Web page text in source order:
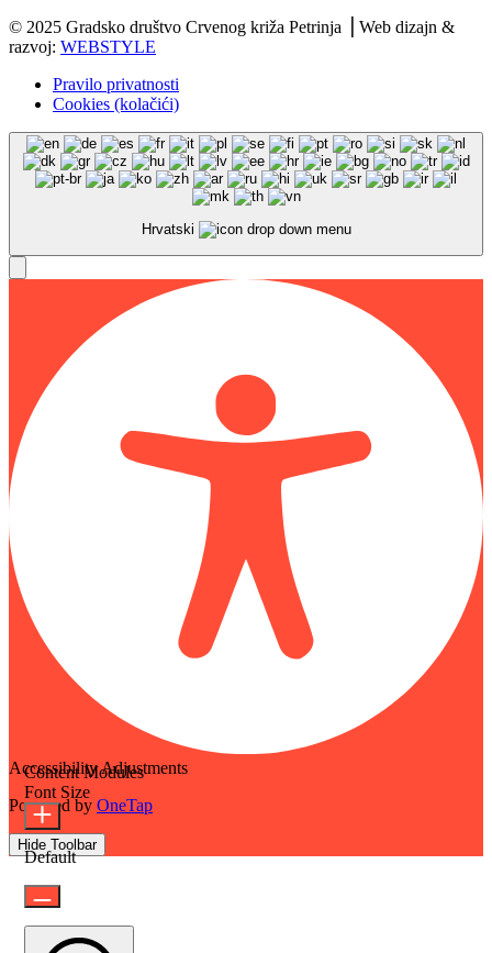
© 2025 Gradsko društvo Crvenog križa Petrinja ⎟ Web dizajn &
razvoj: WEBSTYLE
Pravilo privatnosti
Cookies (kolačići)
Hrvatski
Accessibility Adjustments
Powered by OneTap
Hide Toolbar
Content Modules
Font Size
Default